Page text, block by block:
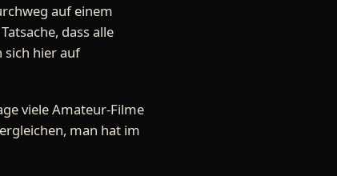
auf einem
dass alle
sich hier auf
viele Amateur-Filme
man hat im